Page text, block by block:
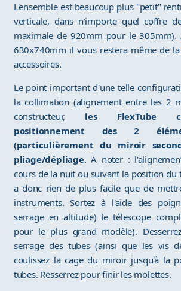
L'ensemble est beaucoup plus "petit"
verticale, dans n'importe quel coffre
maximale de 920mm pour le 305mm).
630x740mm il vous restera même de
accessoires.
Le point important d'une telle
la collimation (alignement entre les 2
constructeur, les FlexTube
positionnement des 2
(particulièrement du miroir
pliage/dépliage. A noter :
cours de la nuit ou suivant la position du
a donc rien de plus facile que de
instruments. Sortez à l'aide des
serrage en altitude) le télescope
pour le plus grand modèle).
serrage des tubes (ainsi que les vis
coulissez la cage du miroir jusqu'à la
tubes. Resserrez pour finir les molettes.